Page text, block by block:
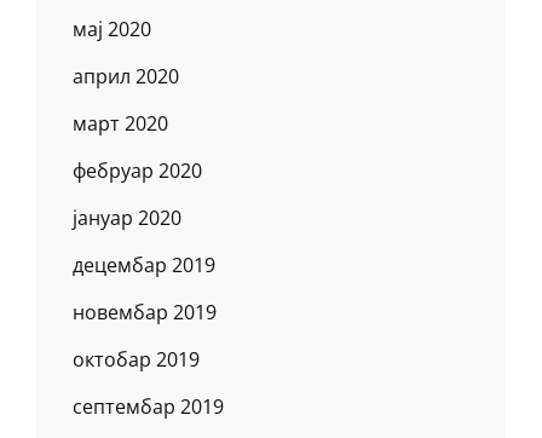
мај 2020
април 2020
март 2020
фебруар 2020
јануар 2020
децембар 2019
новембар 2019
октобар 2019
септембар 2019